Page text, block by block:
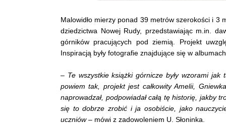
Malowidło mierzy ponad 39 metrów szerokości i 3
dziedzictwa Nowej Rudy, przedstawiając m.in.
górników pracujących pod ziemią. Projekt
Inspiracją były fotografie znajdujące się w
– Te wszystkie książki górnicze były wzorami
powiem tak, projekt jest całkowity Amelii,
naprowadzał, podpowiadał całą tę historię, jakby
się to dobrze zrobić i ja osobiście, jako
uczniów– mówi z zadowoleniem U. Słoninka.